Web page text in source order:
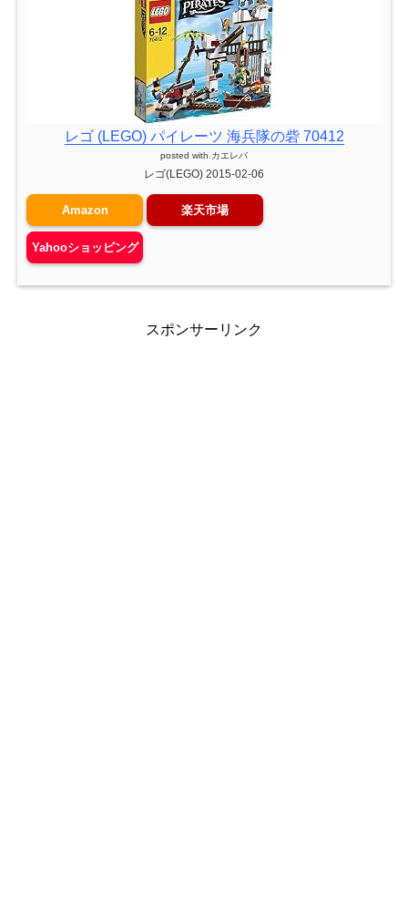
レゴ (LEGO) パイレーツ 海兵隊の砦 70412
posted with カエレバ
レゴ(LEGO) 2015-02-06
Amazon 楽天市場
Yahooショッピング
スポンサーリンク